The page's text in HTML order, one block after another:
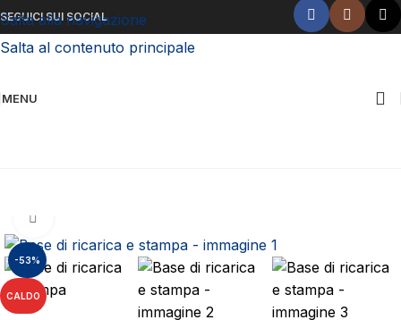
Salta alla navigazione
Salta al contenuto principale
SEGUICI SUI SOCIAL
MENU
-53%
CALDO